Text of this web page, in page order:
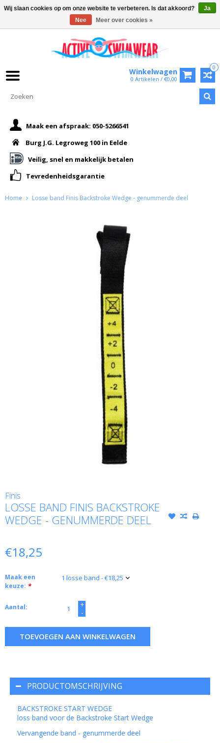
0
Winkelwagen
0 Artikelen / €0,00
Maak een afspraak: 050-5266541
Burg J.G. Legroweg 100 in Eelde
Veilig, snel en makkelijk betalen
Tevredenheidsgarantie
Home Losse band Finis Backstroke Wedge - genummerde deel
Finis
LOSSE BAND FINIS BACKSTROKE
WEDGE - GENUMMERDE DEEL
€18,25
Maak een
keuze: *
Aantal:
+
-
TOEVOEGEN AAN WINKELWAGEN
PRODUCTOMSCHRIJVING
BACKSTROKE START WEDGE
loss band voor de Backstroke Start Wedge
Vervangende band - genummerde deel
Wij slaan cookies op om onze website te verbeteren. Is dat akkoord?
Ja
Nee
Meer over cookies »